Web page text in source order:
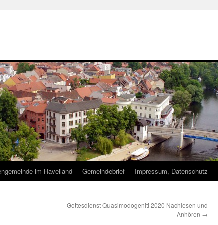
im Havelland Gemeindebrief Impressum, Datenschutz
Gottesdienst Quasimodogeniti 2020 Nachlesen und
Anhören →